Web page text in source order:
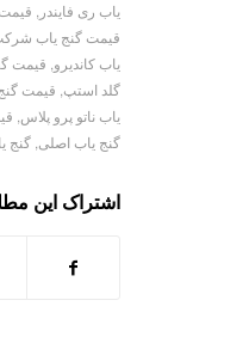
یاب ری فایندر ,
قیمت گنج یاب
یاب کاندیرو, قیمت
گلد استپ, قیمت
یاب ناتو پرو پلاس,
گنج یاب اصلی, گنج
اشتراک این